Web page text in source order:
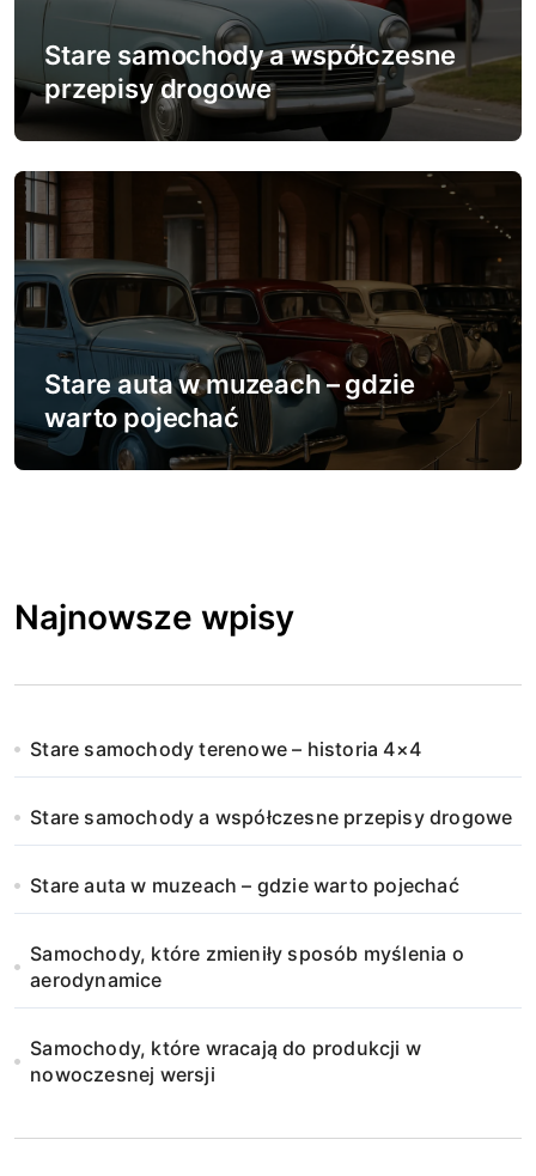
Stare samochody a współczesne
przepisy drogowe
Stare auta w muzeach – gdzie
warto pojechać
Najnowsze wpisy
Stare samochody terenowe – historia 4×4
Stare samochody a współczesne przepisy drogowe
Stare auta w muzeach – gdzie warto pojechać
Samochody, które zmieniły sposób myślenia o
aerodynamice
Samochody, które wracają do produkcji w
nowoczesnej wersji